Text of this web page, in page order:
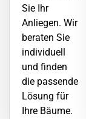
Sie Ihr
Anliegen. Wir
beraten Sie
individuell
und finden
die passende
Lösung für
Ihre Bäume.